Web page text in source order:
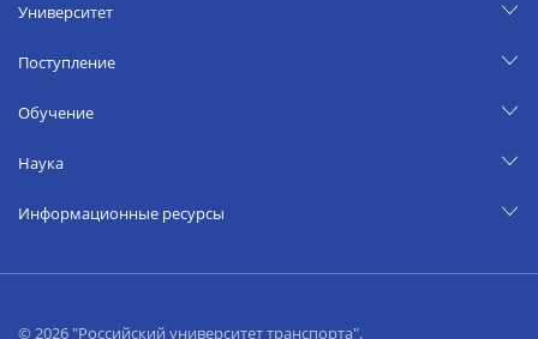
Университет
Поступление
Обучение
Наука
Информационные ресурсы
© 2026 "Российский университет транспорта".